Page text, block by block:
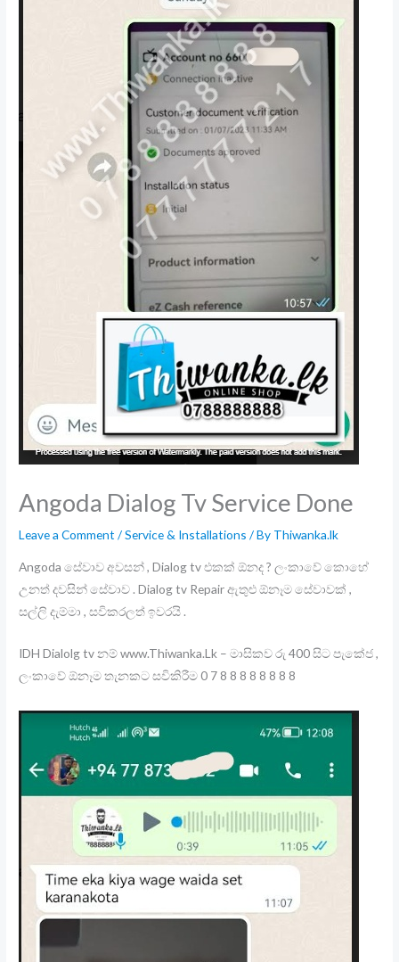
Angoda Dialog Tv Service Done
Leave a Comment /Service & Installations / By Thiwanka.lk
Angoda සේවාව අවසන් , Dialog tv එකක් ඕනද ? ලංකාවේ කොහේ
උනත් දවසින් සේවාව . Dialog tv Repair ඇතුළු ඕනෑම සේවාවක් ,
සල්ලි දැම්මා , සවිකරලත් ඉවරයි .
IDH Dialolg tv නම් www.Thiwanka.Lk – මාසිකව රු 400 සිට පැකේජ ,
ලංකාවේ ඕනෑම තැනකට සවිකිරීම 0 7 8 8 8 8 8 8 8 8